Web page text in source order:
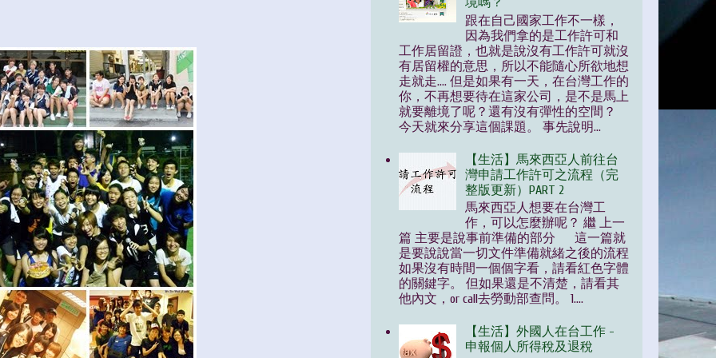
跟在自己國家工作不一樣，
因為我們拿的是工作許可和
工作居留證，也就是說沒有工作許可就沒
有居留權的意思，所以不能隨心所欲地想
走就走.... 但是如果有一天，在台灣工作的
你，不再想要待在這家公司，是不是馬上
就要離境了呢？還有沒有彈性的空間？
今天就來分享這個課題。 事先說明...
【生活】馬來西亞人前往台
灣申請工作許可之流程（完
整版更新）PART 2
馬來西亞人想要在台灣工
作，可以怎麼辦呢？ 繼 上一
篇 主要是說事前準備的部分 這一篇就
是要說說當一切文件準備就緒之後的流程
如果沒有時間一個個字看，請看紅色字體
的關鍵字。 但如果還是不清楚，請看其
他內文，or call去勞動部查問。 1....
【生活】外國人在台工作 -
申報個人所得稅及退稅